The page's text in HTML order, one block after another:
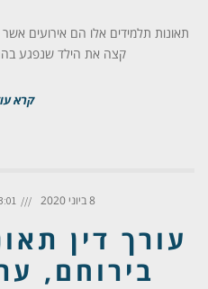
תאונות תלמידים אלו הם אירועים
קצה את הילד שנפגע
קרא
8 ביוני 2020
עורך דין
בירוחם,